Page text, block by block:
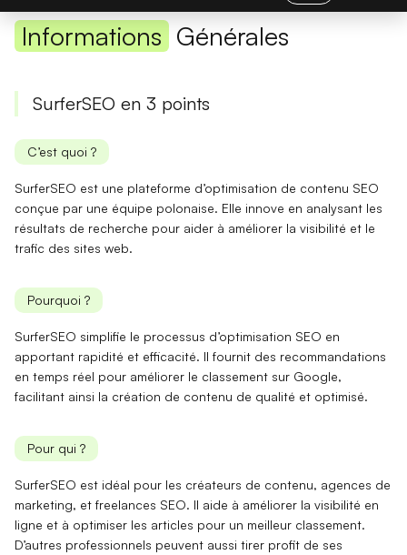
Informations Générales
SurferSEO en 3 points
C’est quoi ?
SurferSEO est une plateforme d’optimisation de contenu SEO
conçue par une équipe polonaise. Elle innove en analysant les
résultats de recherche pour aider à améliorer la visibilité et le
trafic des sites web.
Pourquoi ?
SurferSEO simplifie le processus d’optimisation SEO en
apportant rapidité et efficacité. Il fournit des recommandations
en temps réel pour améliorer le classement sur Google,
facilitant ainsi la création de contenu de qualité et optimisé.
Pour qui ?
SurferSEO est idéal pour les créateurs de contenu, agences de
marketing, etfreelances SEO. Il aide à améliorer la visibilité en
ligne et à optimiser les articles pour un meilleur classement.
D’autres professionnels peuvent aussi tirer profit de ses